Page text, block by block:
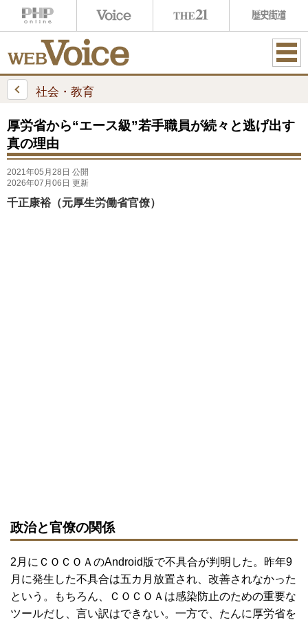
ME
社会・教育
厚労省から“エース級”若手職員が続々と逃げ出す
真の理由
2021年05月28日 公開
2026年07月06日 更新
千正康裕（元厚生労働省官僚）
政治と官僚の関係
2月にＣＯＣＯＡのAndroid版で不具合が判明した。昨年9
月に発生した不具合は五カ月放置され、改善されなかった
という。もちろん、ＣＯＣＯＡは感染防止のための重要な
ツールだし、言い訳はできない。一方で、たんに厚労省を